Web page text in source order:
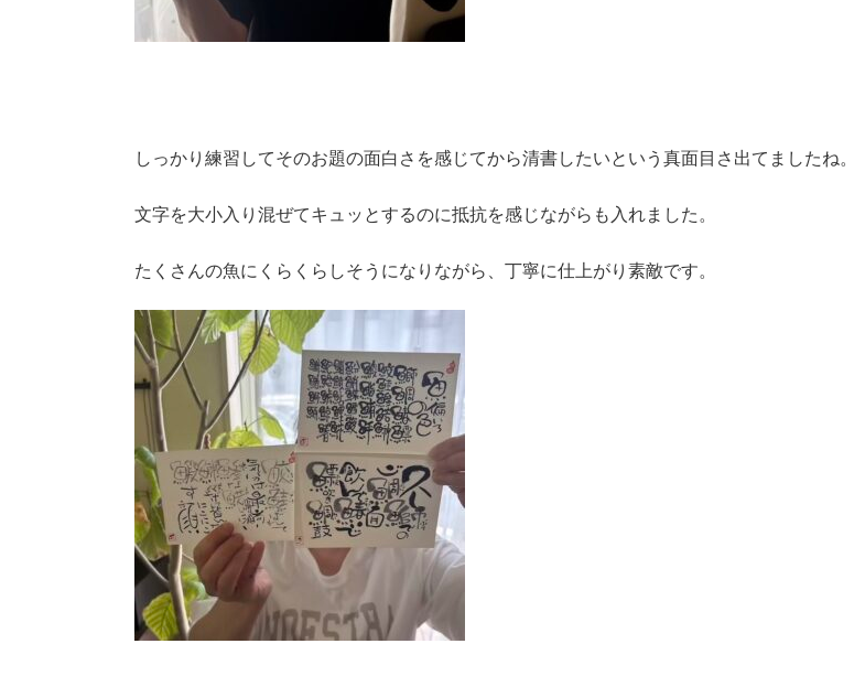
しっかり練習してそのお題の面白さを感じてから清書したいという真面目さ出てましたね。
文字を大小入り混ぜてキュッとするのに抵抗を感じながらも入れました。
たくさんの魚にくらくらしそうになりながら、丁寧に仕上がり素敵です。